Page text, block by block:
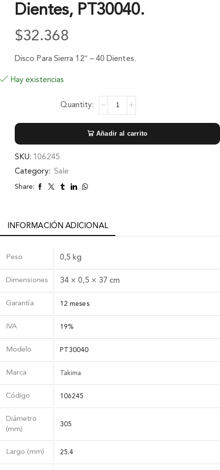
Dientes, PT30040.
$32.368
Disco Para Sierra 12″ – 40 Dientes.
Hay existencias
Añadir al carrito
SKU: 106245
Category: Sale
Share:
INFORMACIÓN ADICIONAL
Peso 0,5 kg
Dimensiones 34 × 0,5 × 37 cm
Garantía 12 meses
IVA 19%
Modelo PT30040
Marca Takima
Código 106245
Diámetro
(mm)
305
Largo (mm) 25.4